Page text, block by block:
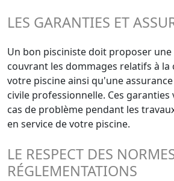
LES GARANTIES ET
Un bon pisciniste doit proposer
couvrant les dommages relatifs à
votre piscine ainsi qu'une
civile professionnelle. Ces
cas de problème pendant les
en service de votre piscine.
LE RESPECT DES
RÉGLEMENTATIONS